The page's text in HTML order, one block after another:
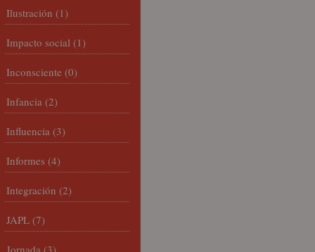
Ilustración (1)
Impacto social (1)
Inconsciente (0)
Infancia (2)
Influencia (3)
Informes (4)
Integración (2)
JAPL (7)
Jornada (3)